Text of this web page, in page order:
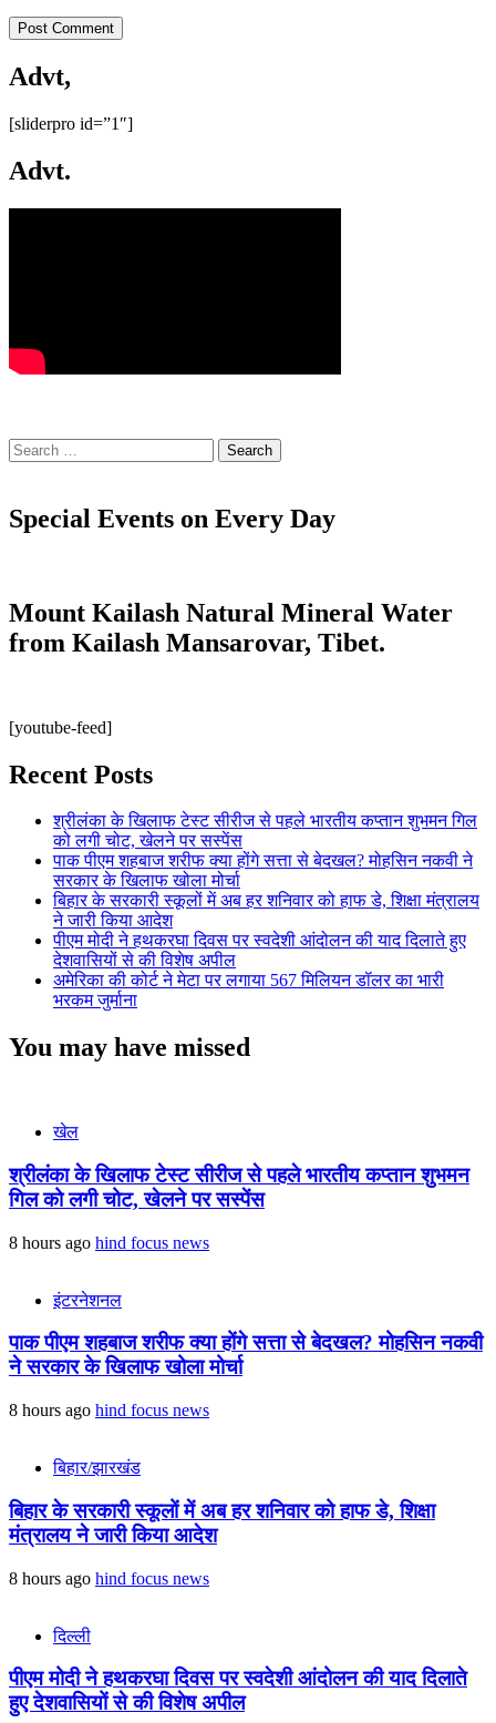
Advt,
[sliderpro id=”1″]
Advt.
Search
for:
Special Events on Every Day
Mount Kailash Natural Mineral Water
from Kailash Mansarovar, Tibet.
[youtube-feed]
Recent Posts
श्रीलंका के खिलाफ टेस्ट सीरीज से पहले भारतीय कप्तान शुभमन गिल
को लगी चोट, खेलने पर सस्पेंस
पाक पीएम शहबाज शरीफ क्या होंगे सत्ता से बेदखल? मोहसिन नकवी ने
सरकार के खिलाफ खोला मोर्चा
बिहार के सरकारी स्कूलों में अब हर शनिवार को हाफ डे, शिक्षा मंत्रालय
ने जारी किया आदेश
पीएम मोदी ने हथकरघा दिवस पर स्वदेशी आंदोलन की याद दिलाते हुए
देशवासियों से की विशेष अपील
अमेरिका की कोर्ट ने मेटा पर लगाया 567 मिलियन डॉलर का भारी
भरकम जुर्माना
You may have missed
खेल
श्रीलंका के खिलाफ टेस्ट सीरीज से पहले भारतीय कप्तान शुभमन
गिल को लगी चोट, खेलने पर सस्पेंस
8 hours ago hind focus news
इंटरनेशनल
पाक पीएम शहबाज शरीफ क्या होंगे सत्ता से बेदखल? मोहसिन नकवी
ने सरकार के खिलाफ खोला मोर्चा
8 hours ago hind focus news
बिहार/झारखंड
बिहार के सरकारी स्कूलों में अब हर शनिवार को हाफ डे, शिक्षा
मंत्रालय ने जारी किया आदेश
8 hours ago hind focus news
दिल्ली
पीएम मोदी ने हथकरघा दिवस पर स्वदेशी आंदोलन की याद दिलाते
हुए देशवासियों से की विशेष अपील